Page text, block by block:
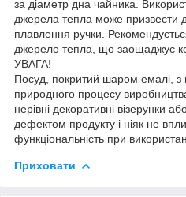
за діаметр дна чайника.
джерела тепла може призвести
плавлення ручки.
джерело тепла, що заощаджує
УВАГА!
Посуд, покритий шаром емалі, з
природного процесу
нерівні декоративні візерунки
дефектом продукту і ніяк не
функціональність при
Приховати